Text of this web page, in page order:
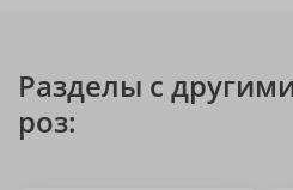
Разделы с
роз: